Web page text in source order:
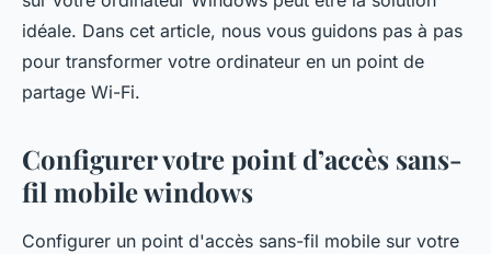
idéale. Dans cet article, nous vous guidons pas à pas
pour transformer votre ordinateur en un point de
partage Wi-Fi.
Configurer votre point d’accès sans-
fil mobile windows
Configurer un point d'accès sans-fil mobile sur votre